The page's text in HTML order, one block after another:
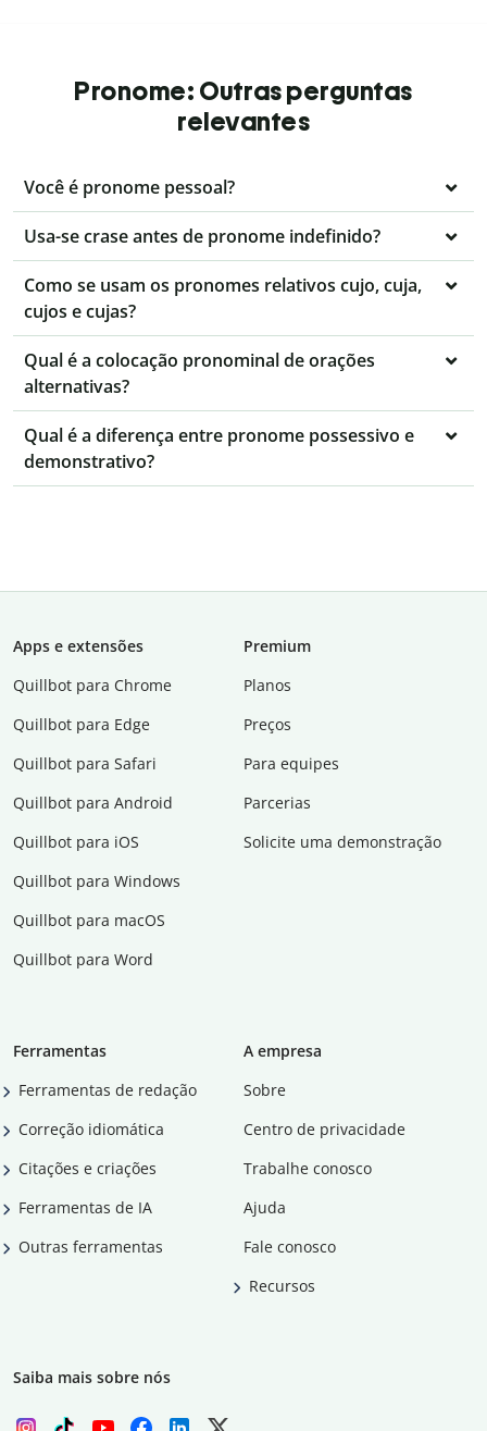
Pronome: Outras perguntas
relevantes
Você é pronome pessoal?
Usa-se crase antes de pronome indefinido?
Como se usam os pronomes relativos cujo, cuja,
cujos e cujas?
Qual é a colocação pronominal de orações
alternativas?
Qual é a diferença entre pronome possessivo e
demonstrativo?
Apps e extensões
Quillbot para Chrome
Quillbot para Edge
Quillbot para Safari
Quillbot para Android
Quillbot para iOS
Quillbot para Windows
Quillbot para macOS
Quillbot para Word
Premium
Planos
Preços
Para equipes
Parcerias
Solicite uma demonstração
Ferramentas
Ferramentas de redação
Correção idiomática
Citações e criações
Ferramentas de IA
Outras ferramentas
A empresa
Sobre
Centro de privacidade
Trabalhe conosco
Ajuda
Fale conosco
Recursos
Saiba mais sobre nós